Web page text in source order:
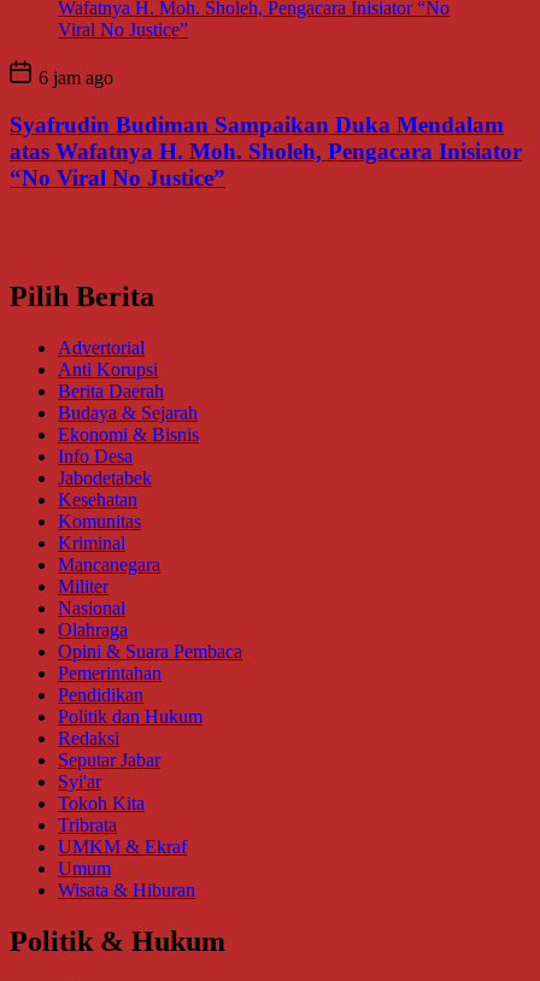
6 jam ago
Syafrudin Budiman Sampaikan Duka Mendalam
atas Wafatnya H. Moh. Sholeh, Pengacara Inisiator
“No Viral No Justice”
Pilih Berita
Advertorial
Anti Korupsi
Berita Daerah
Budaya & Sejarah
Ekonomi & Bisnis
Info Desa
Jabodetabek
Kesehatan
Komunitas
Kriminal
Mancanegara
Militer
Nasional
Olahraga
Opini & Suara Pembaca
Pemerintahan
Pendidikan
Politik dan Hukum
Redaksi
Seputar Jabar
Syi'ar
Tokoh Kita
Tribrata
UMKM & Ekraf
Umum
Wisata & Hiburan
Politik & Hukum